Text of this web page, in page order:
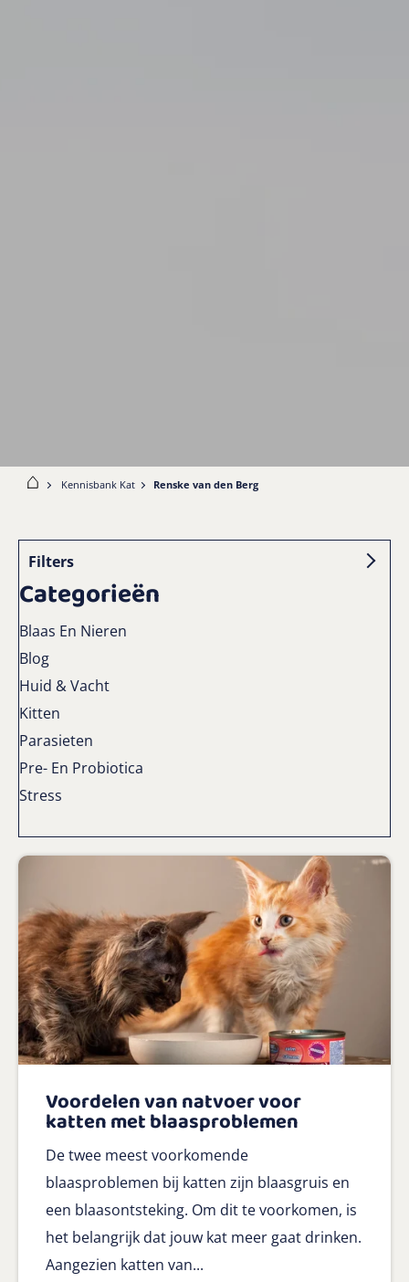
Kennisbank Kat Renske van den Berg
Filters
Categorieën
Blaas En Nieren
Blog
Huid & Vacht
Kitten
Parasieten
Pre- En Probiotica
Stress
Voordelen van natvoer voor
katten met blaasproblemen
De twee meest voorkomende
blaasproblemen bij katten zijn blaasgruis en
een blaasontsteking. Om dit te voorkomen, is
het belangrijk dat jouw kat meer gaat drinken.
Aangezien katten van...